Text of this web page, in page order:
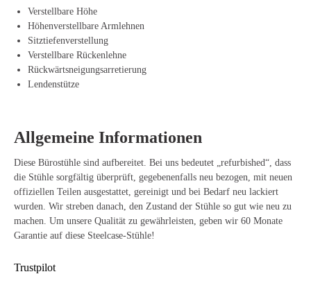
Zusätzlich ist der Amia mit einer verstellbaren Lendenstütze und einer
verschiebbaren Sitzfläche ausgestattet, sodass du den Stuhl einfach auf
deine Körpergröße und persönlichen Vorlieben abstimmen kannst. Die
bequeme Rückenlehne nutzt flexible Materialien, die sich mühelos
deinen Bewegungen anpassen, um eine gesunde Sitzhaltung zu fördern.
Das Gesamtpaket wird durch die langlebigen Armlehnen abgerundet,
Rücken und Nacken optimal entlastet.
Vorteile des Bürostuhls Steelcase Amia
Verstellbare Armlehnen, die sich einfach an deinen Körper und
Arbeitshaltung anpassen.
LiveLumbar-Technologie, die dynamische Unterstützung bei jeder
Langlebige Materialien, die lange halten und die Umwelt schonen.
Verstellbare Höhe
Höhenverstellbare Armlehnen
Sitztiefenverstellung
Verstellbare Rückenlehne
Rückwärtsneigungsarretierung
Lendenstütze
Allgemeine Informationen
Diese Bürostühle sind aufbereitet. Bei uns bedeutet „refurbished“, dass
die Stühle sorgfältig überprüft, gegebenenfalls neu bezogen, mit neuen
offiziellen Teilen ausgestattet, gereinigt und bei Bedarf neu lackiert
wurden. Wir streben danach, den Zustand der Stühle so gut wie neu zu
machen. Um unsere Qualität zu gewährleisten, geben wir 60 Monate
Garantie auf diese Steelcase-Stühle!
Trustpilot